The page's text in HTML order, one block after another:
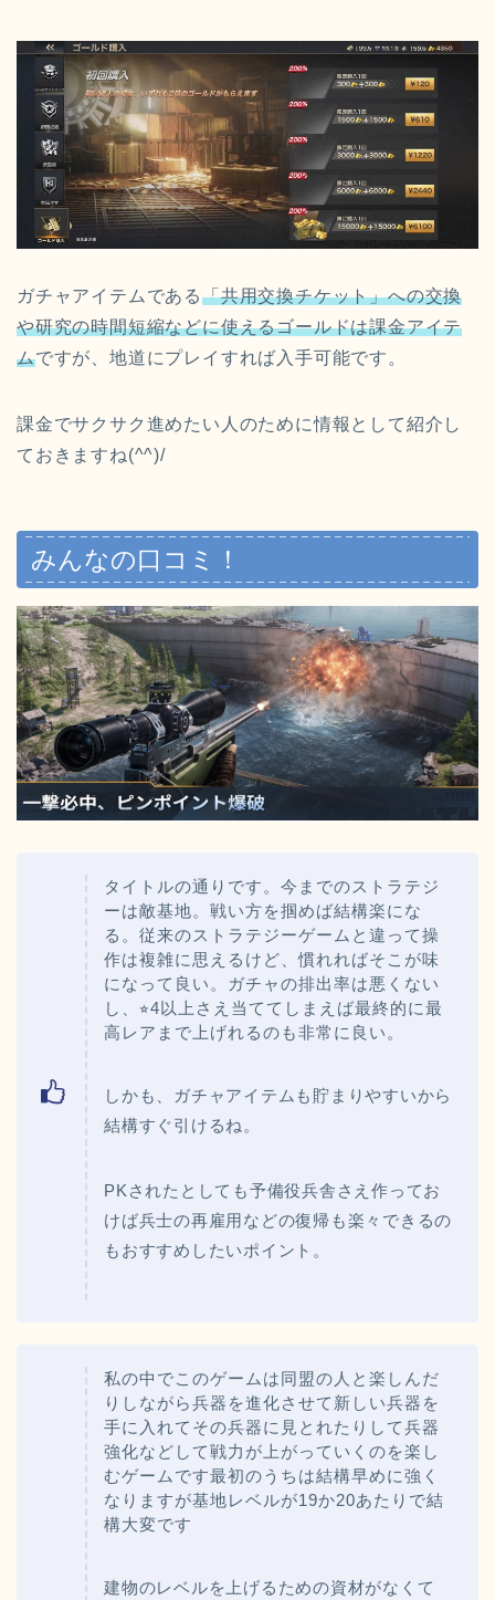
ガチャアイテムである「共用交換チケット」への交換
や研究の時間短縮などに使えるゴールドは課金アイテ
ムですが、地道にプレイすれば入手可能です。
課金でサクサク進めたい人のために情報として紹介し
ておきますね(^^)/
みんなの口コミ！
タイトルの通りです。今までのストラテジ
ーは敵基地。戦い方を掴めば結構楽にな
る。従来のストラテジーゲームと違って操
作は複雑に思えるけど、慣れればそこが味
になって良い。ガチャの排出率は悪くない
し、⭐︎4以上さえ当ててしまえば最終的に最
高レアまで上げれるのも非常に良い。
しかも、ガチャアイテムも貯まりやすいから
結構すぐ引けるね。
PKされたとしても予備役兵舎さえ作ってお
けば兵士の再雇用などの復帰も楽々できるの
もおすすめしたいポイント。
私の中でこのゲームは同盟の人と楽しんだ
りしながら兵器を進化させて新しい兵器を
手に入れてその兵器に見とれたりして兵器
強化などして戦力が上がっていくのを楽し
むゲームです最初のうちは結構早めに強く
なりますが基地レベルが19か20あたりで結
構大変です
建物のレベルを上げるための資材がなくて